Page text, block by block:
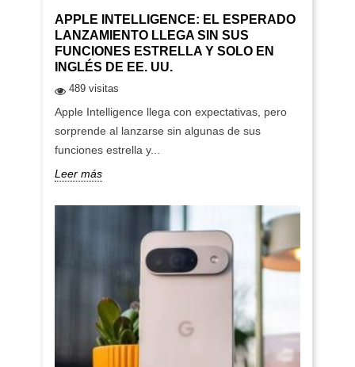
APPLE INTELLIGENCE: EL ESPERADO
LANZAMIENTO LLEGA SIN SUS
FUNCIONES ESTRELLA Y SOLO EN
INGLÉS DE EE. UU.
489 visitas
Apple Intelligence llega con expectativas, pero
sorprende al lanzarse sin algunas de sus
funciones estrella y...
Leer más